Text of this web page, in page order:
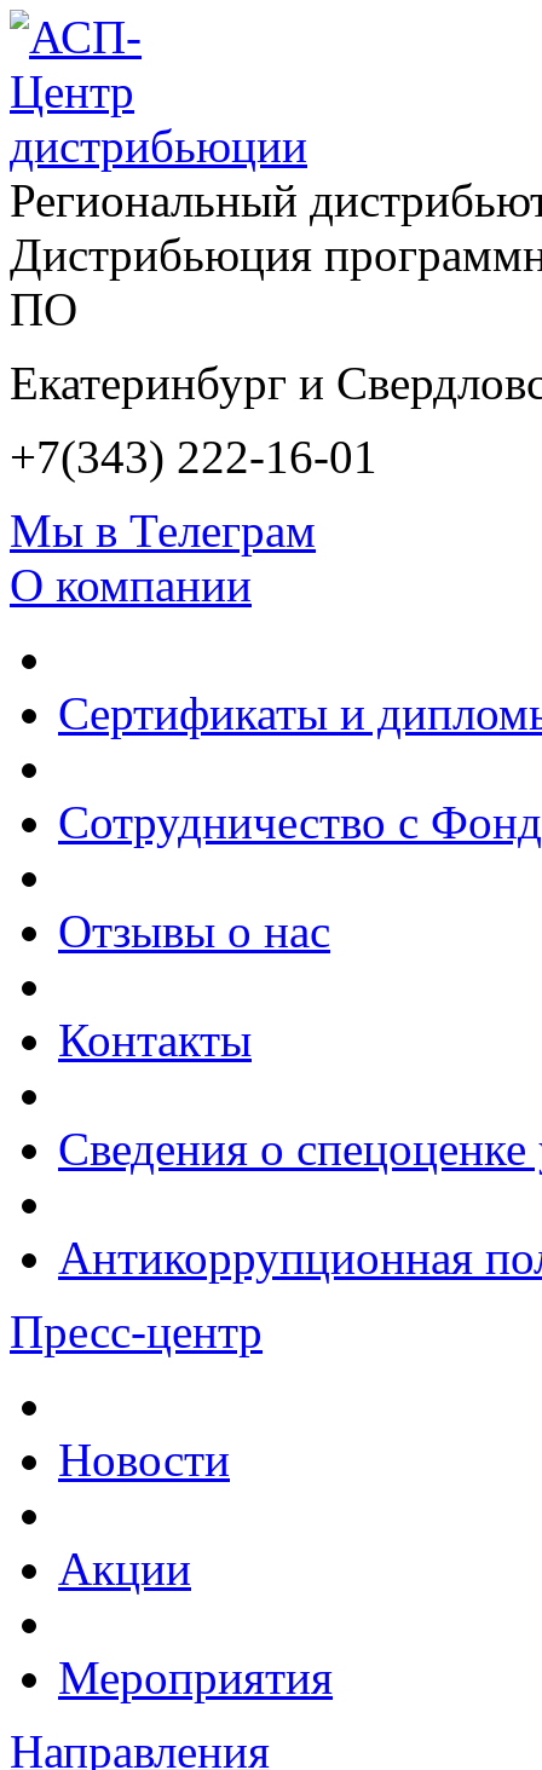
Региональный
Дистрибьюция
ПО
Екатеринбург и
+7(343) 222-16-01
Мы в Телеграм
О компании
Сертификаты и
Сотрудничество с
Отзывы о нас
Контакты
Сведения о
Антикоррупционная
Пресс-центр
Новости
Акции
Мероприятия
Направления